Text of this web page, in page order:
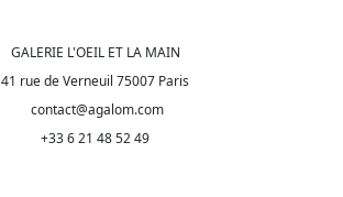
GALERIE L'OEIL ET LA MAIN
41 rue de Verneuil 75007 Paris
contact@agalom.com
+33 6 21 48 52 49